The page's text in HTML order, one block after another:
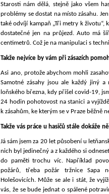
Starosti nám dělá, stejně jako všem
problémy se dostat na místo zásahu.
také odvíjí kampaň „Tři metry k
dostatečné jen na průjezd. Auto má
centimetrů. Což je na manipulaci s
Takže nejvíce by vám při zásazích
Asi ano, protože abychom mohli
Samotné zásahy jsou ale každý jiný
loňského března, kdy přišel covid-19,
24 hodin pohotovost na stanici a
k zásahům, ke kterým se v Praze
Takže vás práce u hasičů stále dokáže
Já sám jsem za 20 let působení u
nich byl jedinečný a z každého si
do paměti trochu víc. Například
požárů, třeba požár tržnice Sapa
Holešovicích. Může se ale i stát, že
vás, že se bude jednat o spálené